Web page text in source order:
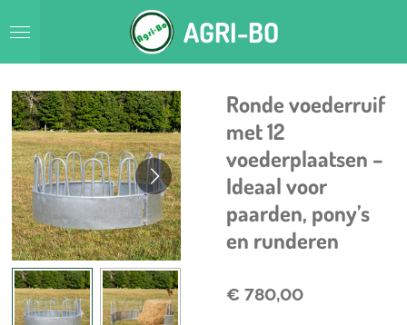
direct
hoofdinhoud
AGRI-BO
Ronde voederruif
met 12
voederplaatsen –
Ideaal voor
paarden, pony’s
en runderen
€ 780,00